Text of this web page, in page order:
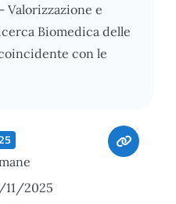
Valorizzazione e
Biomedica delle
con le
11/2025